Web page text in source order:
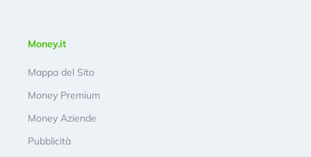
Money.it
Mappa del Sito
Money Premium
Money Aziende
Pubblicità